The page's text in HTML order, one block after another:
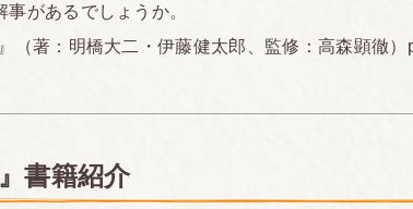
があるでしょうか。
（著：明橋大二・伊藤健太郎、監修：高森顕徹）
書籍紹介